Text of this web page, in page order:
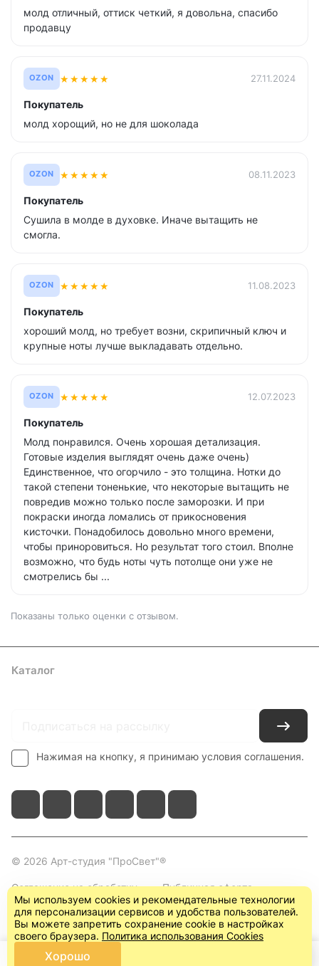
молд отличный, оттиск четкий, я довольна, спасибо
продавцу
OZON ★★★★★ 27.11.2024
Покупатель
молд хорощий, но не для шоколада
OZON ★★★★★ 08.11.2023
Покупатель
Сушила в молде в духовке. Иначе вытащить не
смогла.
OZON ★★★★★ 11.08.2023
Покупатель
хороший молд, но требует возни, скрипичный ключ и
крупные ноты лучше выкладавать отдельно.
OZON ★★★★★ 12.07.2023
Покупатель
Молд понравился. Очень хорошая детализация.
Готовые изделия выглядят очень даже очень)
Единственное, что огорчило - это толщина. Нотки до
такой степени тоненькие, что некоторые вытащить не
повредив можно только после заморозки. И при
покраски иногда ломались от прикосновения
кисточки. Понадобилось довольно много времени,
чтобы приноровиться. Но результат того стоил. Вполне
возможно, что будь ноты чуть потолще они уже не
смотрелись бы ...
Показаны только оценки с отзывом.
Каталог
Нажимая на кнопку, я принимаю условия соглашения.
© 2026 Арт-студия "ПроСвет"®
Соглашение на обработку
персональных данных
Публичная оферта
(пользовательское
соглашение)
Мы используем cookies и рекомендательные технологии
для персонализации сервисов и удобства пользователей.
Вы можете запретить сохранение cookie в настройках
своего браузера. Политика использования Cookies
Хорошо